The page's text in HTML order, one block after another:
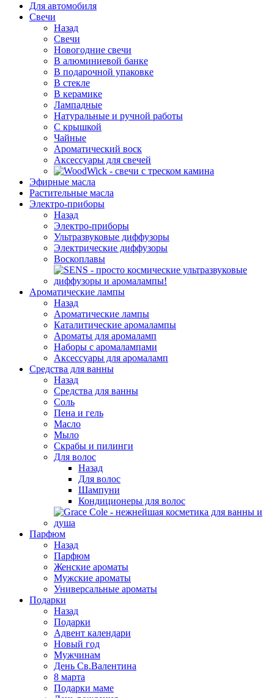
Для автомобиля
Свечи
Назад
Свечи
Новогодние свечи
В алюминиевой банке
В подарочной упаковке
В стекле
В керамике
Лампадные
Натуральные и ручной работы
С крышкой
Чайные
Ароматический воск
Аксессуары для свечей
Эфирные масла
Растительные масла
Электро-приборы
Назад
Электро-приборы
Ультразвуковые диффузоры
Электрические диффузоры
Воскоплавы
Ароматические лампы
Назад
Ароматические лампы
Каталитические аромалампы
Ароматы для аромаламп
Наборы с аромалампами
Аксессуары для аромаламп
Средства для ванны
Назад
Средства для ванны
Соль
Пена и гель
Масло
Мыло
Скрабы и пилинги
Для волос
Назад
Для волос
Шампуни
Кондиционеры для волос
Парфюм
Назад
Парфюм
Женские ароматы
Мужские ароматы
Универсальные ароматы
Подарки
Назад
Подарки
Адвент календари
Новый год
Мужчинам
День Св.Валентина
8 марта
Подарки маме